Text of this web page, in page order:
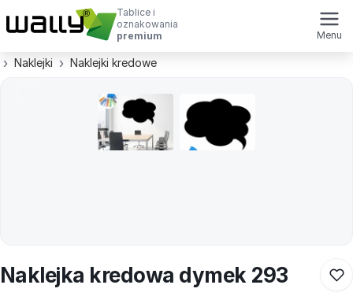
Tablice i
oznakowania
premium
Menu
Naklejki Naklejki kredowe
Naklejka kredowa dymek 293